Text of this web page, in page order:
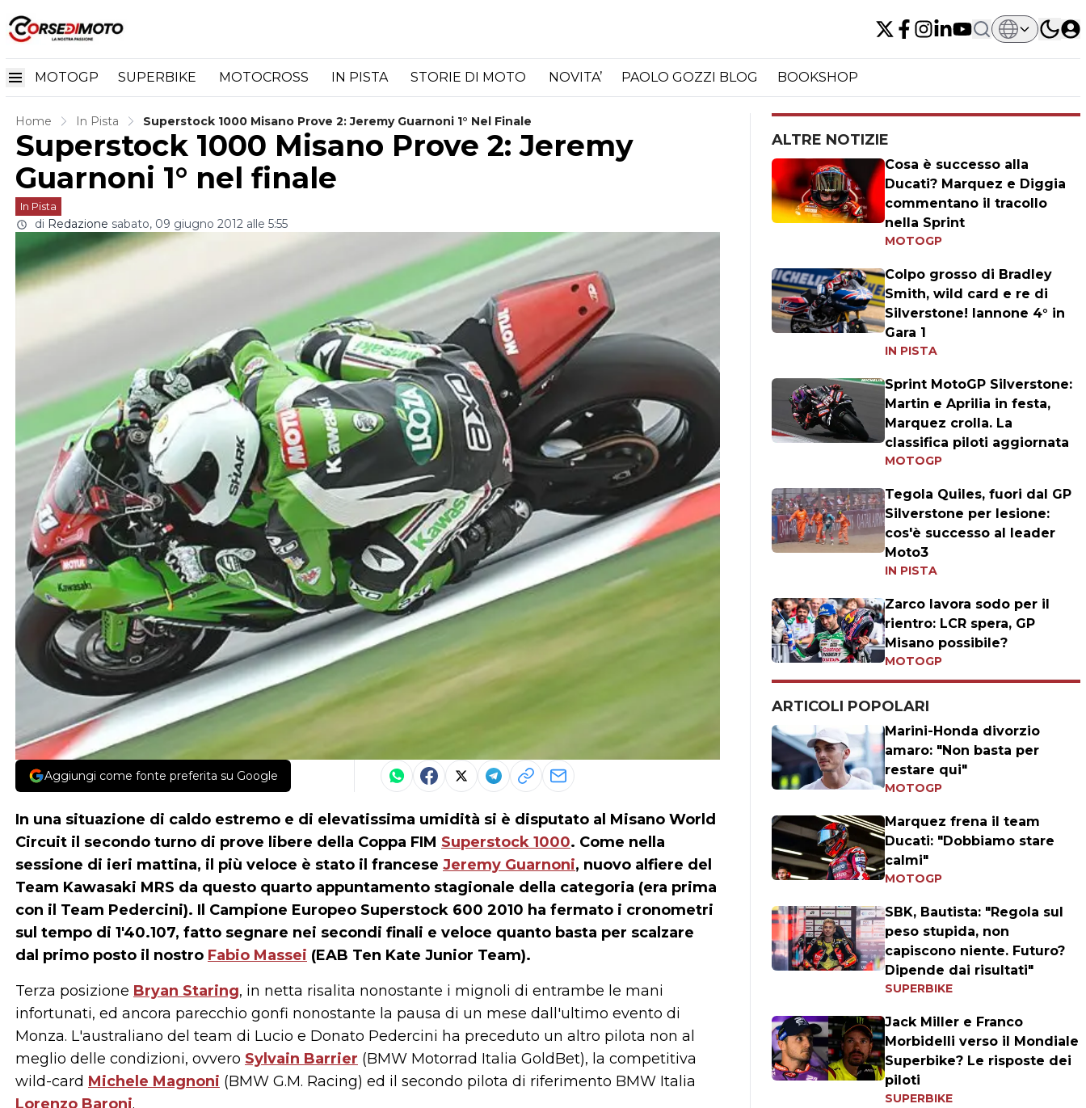
MOTOGP SUPERBIKE MOTOCROSS IN PISTA STORIE DI MOTO NOVITA’ PAOLO GOZZI BLOG BOOKSHOP
Home In Pista Superstock 1000 Misano Prove 2: Jeremy Guarnoni 1° Nel Finale
Superstock 1000 Misano Prove 2: Jeremy
Guarnoni 1° nel finale
In Pista
di Redazione sabato, 09 giugno 2012 alle 5:55
Aggiungi come fonte preferita su Google
In una situazione di caldo estremo e di elevatissima umidità si è disputato al Misano World
Circuit il secondo turno di prove libere della Coppa FIM Superstock 1000. Come nella
sessione di ieri mattina, il più veloce è stato il francese Jeremy Guarnoni, nuovo alfiere del
Team Kawasaki MRS da questo quarto appuntamento stagionale della categoria (era prima
con il Team Pedercini). Il Campione Europeo Superstock 600 2010 ha fermato i cronometri
sul tempo di 1'40.107, fatto segnare nei secondi finali e veloce quanto basta per scalzare
dal primo posto il nostro Fabio Massei (EAB Ten Kate Junior Team).
Terza posizione Bryan Staring, in netta risalita nonostante i mignoli di entrambe le mani
infortunati, ed ancora parecchio gonfi nonostante la pausa di un mese dall'ultimo evento di
Monza. L'australiano del team di Lucio e Donato Pedercini ha preceduto un altro pilota non al
meglio delle condizioni, ovvero Sylvain Barrier (BMW Motorrad Italia GoldBet), la competitiva
wild-card Michele Magnoni (BMW G.M. Racing) ed il secondo pilota di riferimento BMW Italia
Lorenzo Baroni.
ALTRE NOTIZIE
Cosa è successo alla
Ducati? Marquez e Diggia
commentano il tracollo
nella Sprint
MOTOGP
Colpo grosso di Bradley
Smith, wild card e re di
Silverstone! Iannone 4° in
Gara 1
IN PISTA
Sprint MotoGP Silverstone:
Martin e Aprilia in festa,
Marquez crolla. La
classifica piloti aggiornata
MOTOGP
Tegola Quiles, fuori dal GP
Silverstone per lesione:
cos'è successo al leader
Moto3
IN PISTA
Zarco lavora sodo per il
rientro: LCR spera, GP
Misano possibile?
MOTOGP
ARTICOLI POPOLARI
Marini-Honda divorzio
amaro: "Non basta per
restare qui"
MOTOGP
Marquez frena il team
Ducati: "Dobbiamo stare
calmi"
MOTOGP
SBK, Bautista: "Regola sul
peso stupida, non
capiscono niente. Futuro?
Dipende dai risultati"
SUPERBIKE
Jack Miller e Franco
Morbidelli verso il Mondiale
Superbike? Le risposte dei
piloti
SUPERBIKE